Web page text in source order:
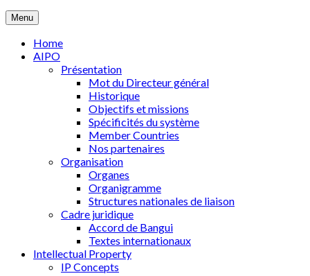
Menu
Home
AIPO
Présentation
Mot du Directeur général
Historique
Objectifs et missions
Spécificités du système
Member Countries
Nos partenaires
Organisation
Organes
Organigramme
Structures nationales de liaison
Cadre juridique
Accord de Bangui
Textes internationaux
Intellectual Property
IP Concepts